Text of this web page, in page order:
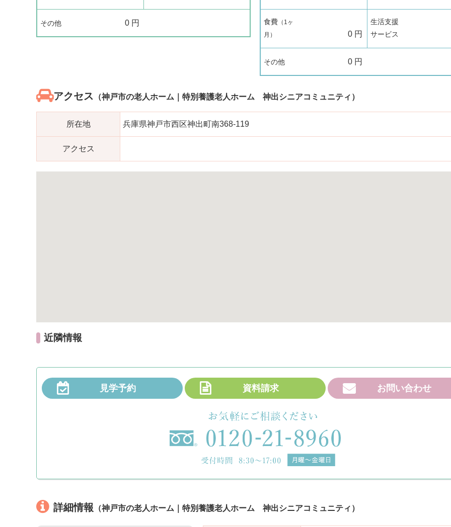
その他 0 円 食費（1ヶ
月） 0 円
生活支援
サービス
その他 0 円
アクセス （神戸市の老人ホーム｜特別養護老人ホーム 神出シニアコミュニティ）
所在地 兵庫県神戸市西区神出町南368-119
アクセス
近隣情報
見学予約 資料請求 お問い合わせ
詳細情報 （神戸市の老人ホーム｜特別養護老人ホーム 神出シニアコミュニティ）